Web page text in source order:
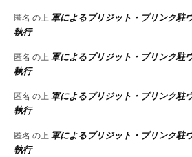
匿名 の上軍によるブリジット・ブリンク駐
執行
匿名 の上軍によるブリジット・ブリンク駐
執行
匿名 の上軍によるブリジット・ブリンク駐
執行
匿名 の上軍によるブリジット・ブリンク駐
執行